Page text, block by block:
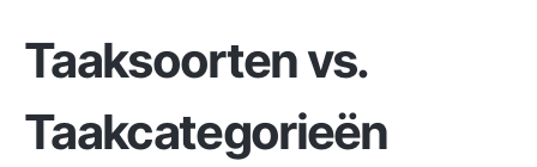
Taaksoorten vs.
Taakcategorieën